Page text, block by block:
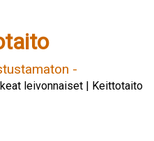
-
leivonnaiset | Keittotaito